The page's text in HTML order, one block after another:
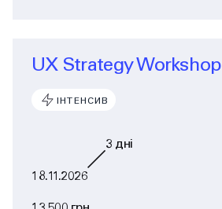
UX Strategy Workshop
ІНТЕНСИВ
18.11.2026
3 дні